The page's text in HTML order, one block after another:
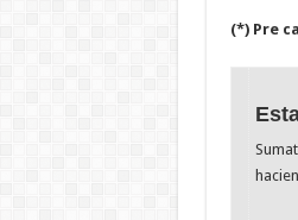
(*) Pre